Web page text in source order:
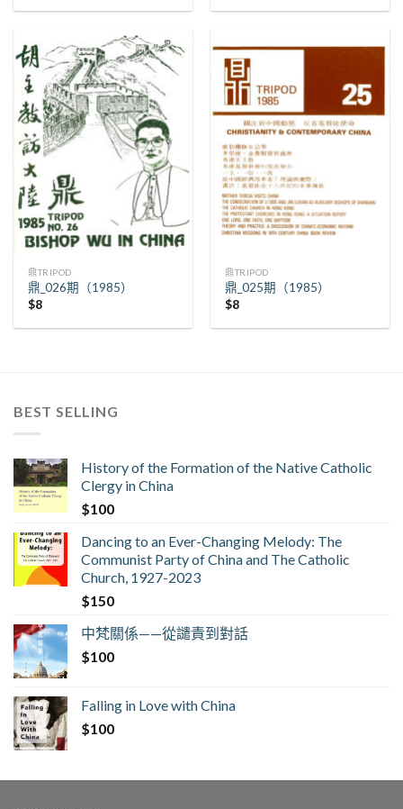
鼎TRIPOD
鼎_026期（1985）
$8
鼎TRIPOD
鼎_025期（1985）
$8
BEST SELLING
History of the Formation of the Native Catholic
Clergy in China
$100
Dancing to an Ever-Changing Melody: The
Communist Party of China and The Catholic
Church, 1927-2023
$150
中梵關係——從譴責到對話
$100
Falling in Love with China
$100